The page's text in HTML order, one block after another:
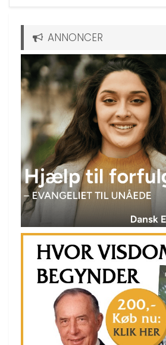
ANNONCER